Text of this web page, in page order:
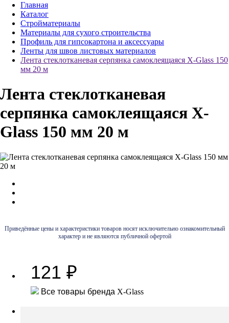
Главная
Каталог
Стройматериалы
Материалы для сухого строительства
Профиль для гипсокартона и аксессуары
Ленты для швов листовых материалов
Лента стеклотканевая серпянка самоклеящаяся X-Glass 150
мм 20 м
Лента стеклотканевая
серпянка самоклеящаяся X-
Glass 150 мм 20 м
Приведённые цены и характеристики товаров носят исключительно ознакомительный
характер и не являются публичной офертой
121 ₽
Все товары бренда X-Glass